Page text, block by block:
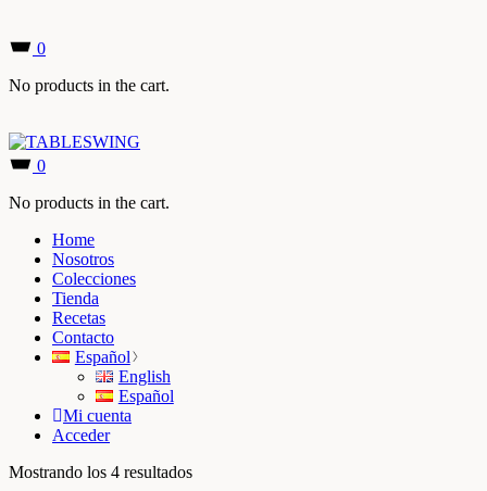
0
No products in the cart.
0
No products in the cart.
Home
Nosotros
Colecciones
Tienda
Recetas
Contacto
Español
English
Español
Mi cuenta
Acceder
Mostrando los 4 resultados